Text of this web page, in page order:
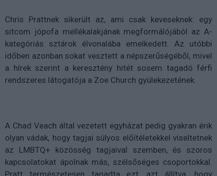
Chris Prattnek sikerült az, ami csak keveseknek: egy
sitcom jópofa mellékalakjának megformálójából az A-
kategóriás sztárok élvonalába emelkedett. Az utóbbi
időben azonban sokat vesztett a népszerűségéből, mivel
a hírek szerint a keresztény hitét sosem tagadó férfi
rendszeres látogatója a Zoe Church gyülekezetének.
A Chad Veach által vezetett egyházat pedig gyakran érik
olyan vádak, hogy tagjai súlyos előítéletekkel viseltetnek
az LMBTQ+ közösség tagjaival szemben, és szoros
kapcsolatokat ápolnak más, szélsőséges csoportokkal.
Pratt természetesen tagadta ezt, azt állítva, hogy